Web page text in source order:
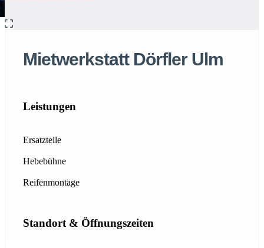
Mietwerkstatt Dörfler Ulm
Leistungen
Ersatzteile
Hebebühne
Reifenmontage
Standort & Öffnungszeiten